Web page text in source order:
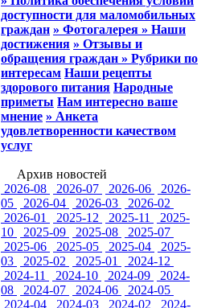
доступности для маломобильных
граждан » Фотогалерея » Наши
достижения » Отзывы и
обращения граждан » Рубрики по
интересам Наши рецепты
здорового питания Народные
приметы Нам интересно ваше
мнение » Анкета
удовлетворенности качеством
услуг
Архив новостей
2026-08
2026-07 2026-06
2026-
05
2026-04 2026-03
2026-02
2026-01
2025-12 2025-11
2025-
10
2025-09 2025-08
2025-07
2025-06
2025-05 2025-04
2025-
03
2025-02 2025-01
2024-12
2024-11
2024-10 2024-09
2024-
08
2024-07 2024-06
2024-05
2024-04
2024-03 2024-02
2024-